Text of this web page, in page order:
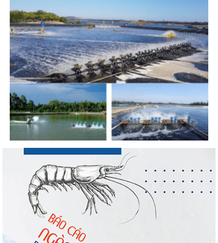
Thuế Mục 301 và bài toán thích ứng của
tôm Việt tại thị...
VASEP chào đón Công ty Cổ phần Thương
mại Sim Ba gia nhập...
Nguồn cung giảm, giá cá rô phi Trung
Quốc tiếp tục tăng
Nhập khẩu tôm của Mỹ phục hồi trong
tháng 5/2026
Trung Quốc tăng mạnh nhập khẩu mực,
trong khi nguồn cung...